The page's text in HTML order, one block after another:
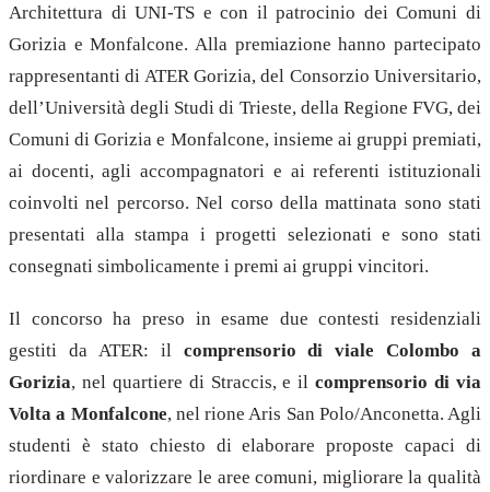
Architettura di UNI-TS e con il patrocinio dei Comuni di
Gorizia e Monfalcone. Alla premiazione hanno partecipato
rappresentanti di ATER Gorizia, del Consorzio Universitario,
dell’Università degli Studi di Trieste, della Regione FVG, dei
Comuni di Gorizia e Monfalcone, insieme ai gruppi premiati,
ai docenti, agli accompagnatori e ai referenti istituzionali
coinvolti nel percorso. Nel corso della mattinata sono stati
presentati alla stampa i progetti selezionati e sono stati
consegnati simbolicamente i premi ai gruppi vincitori.
Il concorso ha preso in esame due contesti residenziali
gestiti da ATER: il comprensorio di viale Colombo a
Gorizia, nel quartiere di Straccis, e ilcomprensorio di via
Volta a Monfalcone, nel rione Aris San Polo/Anconetta. Agli
studenti è stato chiesto di elaborare proposte capaci di
riordinare e valorizzare le aree comuni, migliorare la qualità